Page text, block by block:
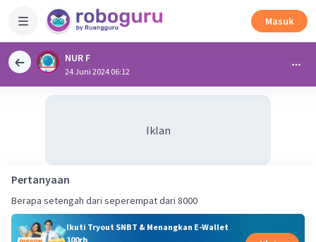
Masuk
NUR F
24 Juni 2024 06:12
Iklan
Pertanyaan
Berapa setengah dari seperempat dari 8000
Ikuti Tryout SNBT & Menangkan E-Wallet
100rb